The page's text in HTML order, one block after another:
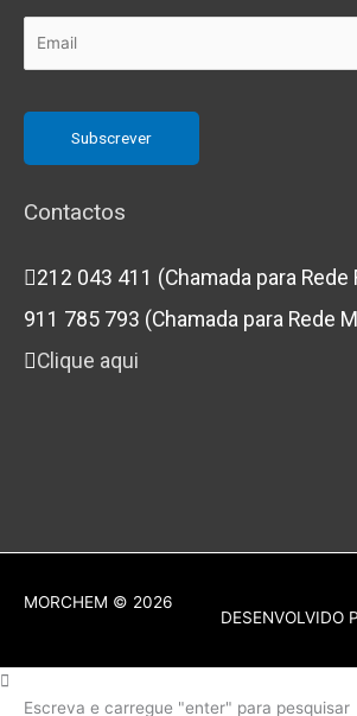
Contactos
212 043 411 (Chamada para Rede
911 785 793 (Chamada para Rede
Clique aqui
MORCHEM © 2026
DESENVOLVIDO
Escreva e carregue "enter" para pesquisar